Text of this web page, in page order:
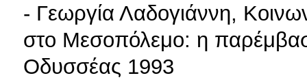
- Γεωργία Λαδογιάννη,
στο Μεσοπόλεμο: η
Οδυσσέας 1993